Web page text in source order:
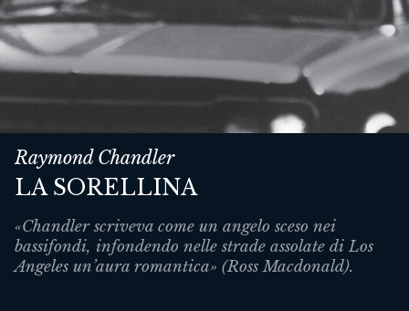
Raymond Chandler
LA SORELLINA
«Chandler scriveva come un angelo sceso nei
bassifondi, infondendo nelle strade assolate di Los
Angeles un’aura romantica» (Ross Macdonald).